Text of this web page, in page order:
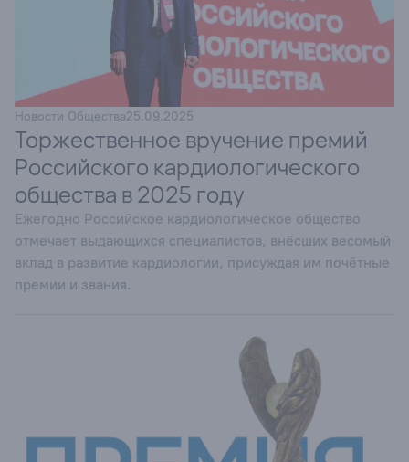
Новости Общества25.09.2025
Торжественное вручение премий
Российского кардиологического
общества в 2025 году
Ежегодно Российское кардиологическое общество
отмечает выдающихся специалистов, внёсших весомый
вклад в развитие кардиологии, присуждая им почётные
премии и звания.